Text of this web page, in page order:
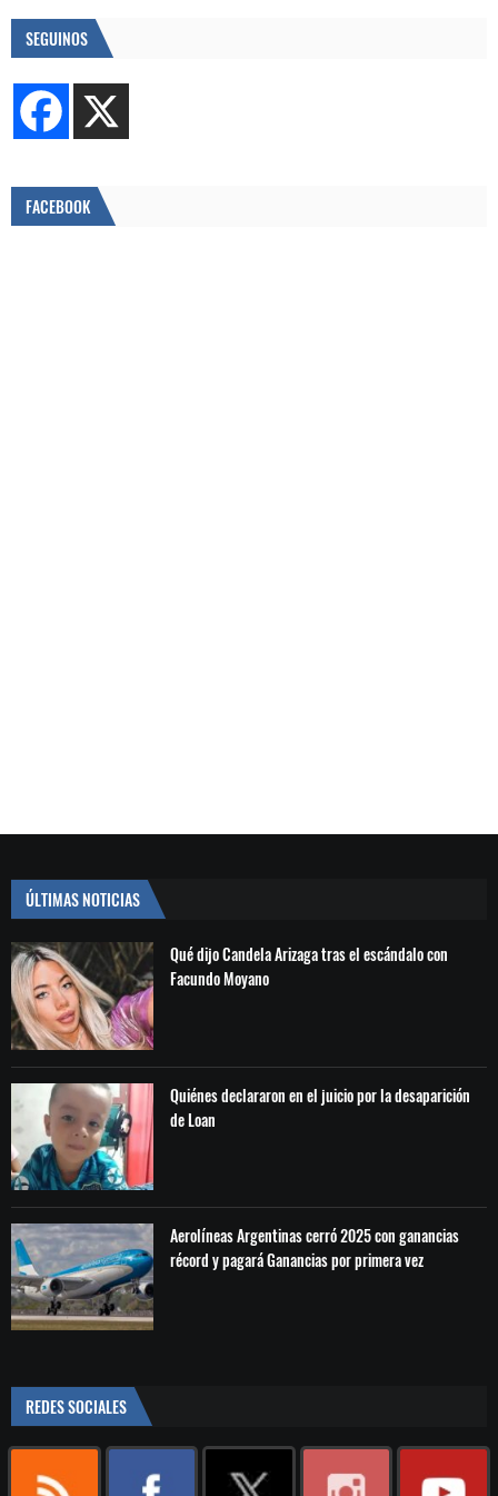
SEGUINOS
FACEBOOK
ÚLTIMAS NOTICIAS
Qué dijo Candela Arizaga tras el escándalo con
Facundo Moyano
Quiénes declararon en el juicio por la desaparición
de Loan
Aerolíneas Argentinas cerró 2025 con ganancias
récord y pagará Ganancias por primera vez
REDES SOCIALES